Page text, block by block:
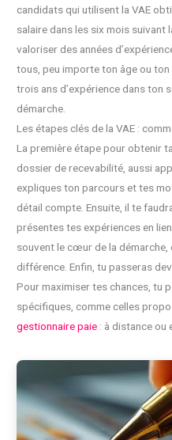
candidats qui utilisent la VAE
salaire dans les six mois suivant
valoriser des années
tous, peu importe ton âge ou ton
trois ans d’expérience dans ton
démarche.
Les étapes clés de la VAE :
La première étape pour obtenir
dossier de recevabilité, aussi
expliques ton parcours et tes
détail compte. Ensuite, il te
présentes tes expériences en
souvent le cœur de la
différence. Enfin, tu passeras
Pour maximiser tes chances, tu
spécifiques, comme celles
gestionnaire paie : à distance ou